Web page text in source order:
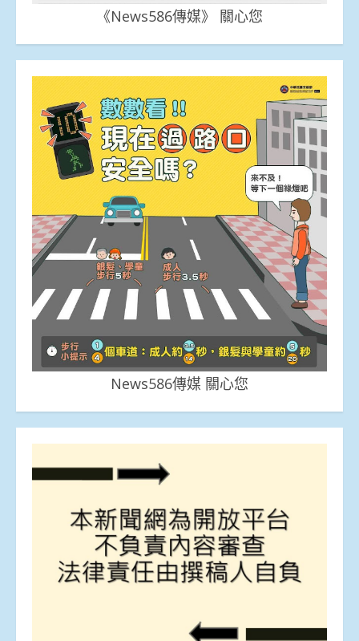
《News586傳媒》 關心您
News586傳媒 關心您